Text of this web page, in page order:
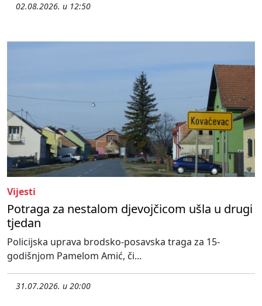
02.08.2026. u 12:50
Vijesti
Potraga za nestalom djevojčicom ušla u drugi
tjedan
Policijska uprava brodsko-posavska traga za 15-
godišnjom Pamelom Amić, či...
31.07.2026. u 20:00